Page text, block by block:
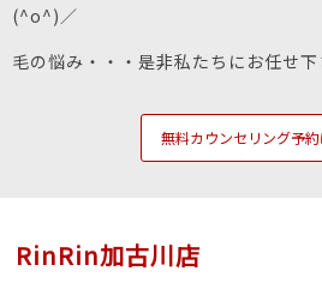
(^o^)／
毛の悩み・・・是非私たちにお任せ
無料カウンセリング予
RinRin加古川店